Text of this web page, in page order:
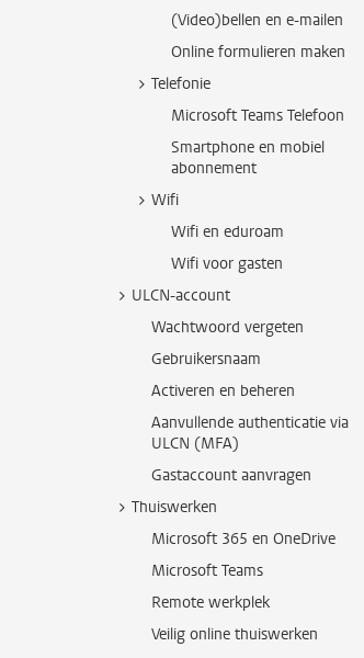
(Video)bellen en e-mailen
Online formulieren maken
Telefonie
Microsoft Teams Telefoon
Smartphone en mobiel
abonnement
Wifi
Wifi en eduroam
Wifi voor gasten
ULCN-account
Wachtwoord vergeten
Gebruikersnaam
Activeren en beheren
Aanvullende authenticatie via
ULCN (MFA)
Gastaccount aanvragen
Thuiswerken
Microsoft 365 en OneDrive
Microsoft Teams
Remote werkplek
Veilig online thuiswerken